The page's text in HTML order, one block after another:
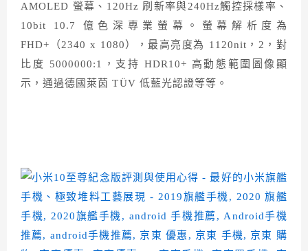
AMOLED 螢幕、120Hz 刷新率與240Hz觸控採樣率、
10bit 10.7 億色深專業螢幕。螢幕解析度為
FHD+（2340 x 1080），最高亮度為 1120nit，2，對
比度 5000000:1，支持 HDR10+ 高動態範圍圖像顯
示，通過德國萊茵 TÜV 低藍光認證等等。